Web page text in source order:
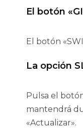
El botón
El botón
La opción
Pulsa el
mantendrá
«Actualizar».